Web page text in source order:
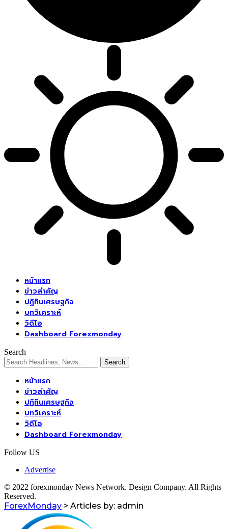
หน้าแรก
ข่าวสำคัญ
ปฏิทินเศรษฐกิจ
บทวิเคราะห์
วิดีโอ
Dashboard Forexmonday
Search
หน้าแรก
ข่าวสำคัญ
ปฏิทินเศรษฐกิจ
บทวิเคราะห์
วิดีโอ
Dashboard Forexmonday
Follow US
Advertise
© 2022 forexmonday News Network. Design Company. All Rights
Reserved.
ForexMonday > Articles by: admin